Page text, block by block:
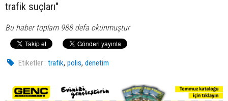
trafik suçları"
Bu haber toplam 988 defa okunmuştur
Etiketler : trafik,polis,denetim